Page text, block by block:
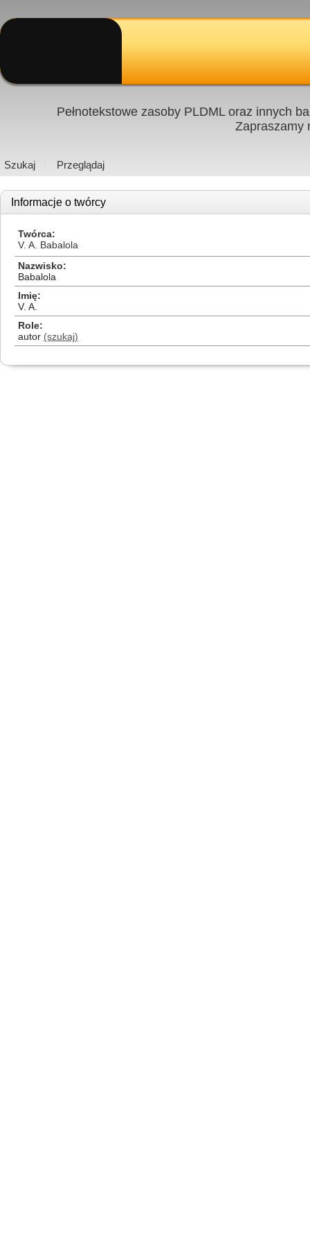
Pełnotekstowe zasoby PLDML oraz innych
Zapraszamy
Szukaj Przeglądaj
Informacje o twórcy
Twórca
V. A. Babalola
Nazwisko
Babalola
Imię
V. A.
Role
autor (szukaj)